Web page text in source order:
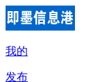
我的
发布